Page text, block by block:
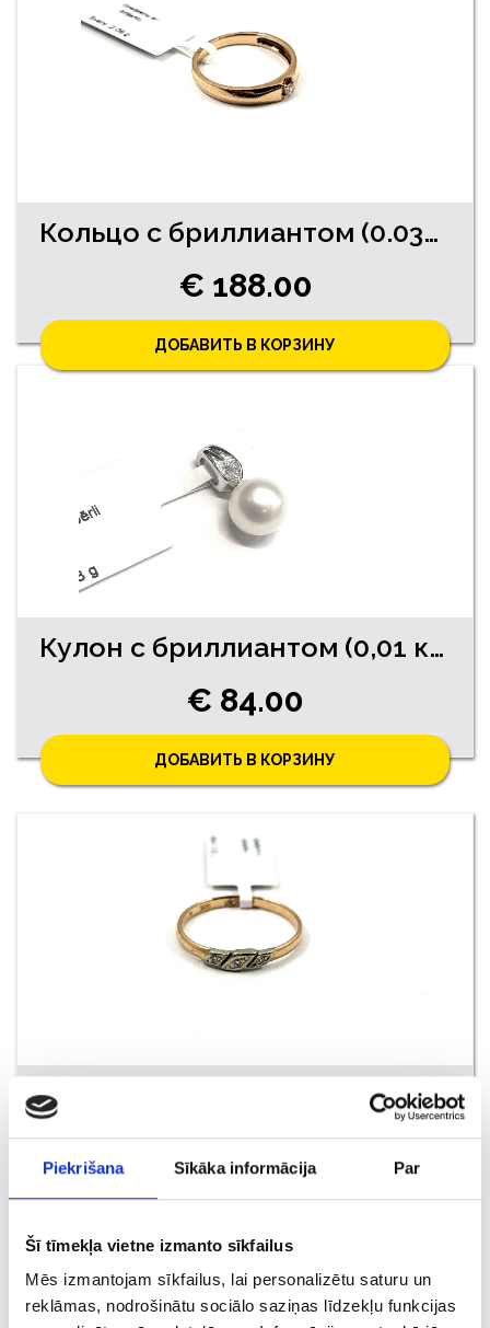
Piekrišana Sīkāka informācija Par
Šī tīmekļa vietne izmanto sīkfailus
Mēs izmantojam sīkfailus, lai personalizētu saturu un
reklāmas, nodrošinātu sociālo saziņas līdzekļu funkcijas
Кольцо с бриллиантом (0.03ct) 9770-4541
€ 188.00
ДОБАВИТЬ В КОРЗИНУ
Кулон с бриллиантом (0,01 карата), жемчугом 730-0763
€ 84.00
ДОБАВИТЬ В КОРЗИНУ
Кольцо с бриллиантами (0.03ct) 11671-4551
€ 140.00